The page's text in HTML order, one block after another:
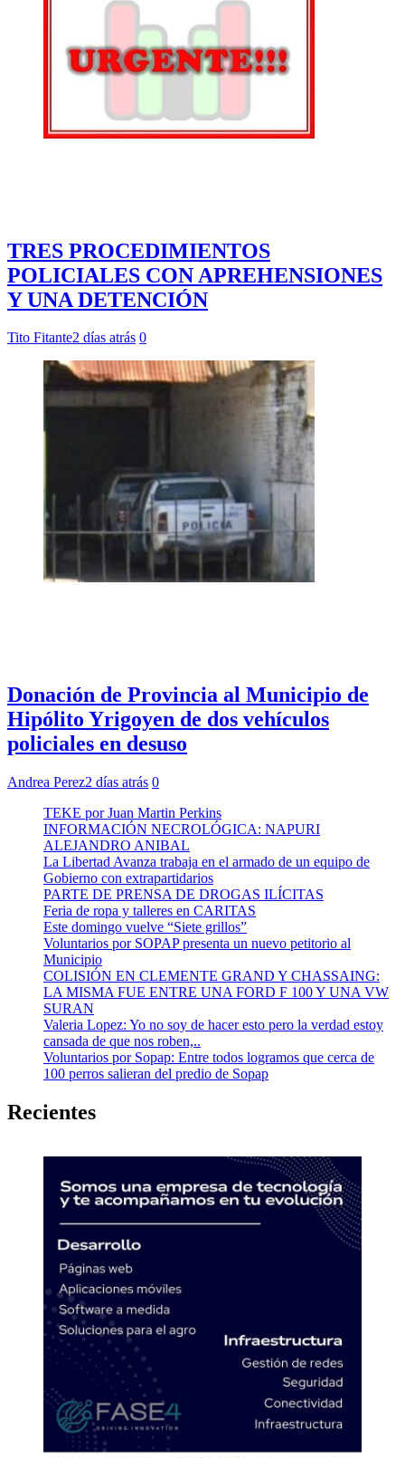
TRES PROCEDIMIENTOS
POLICIALES CON APREHENSIONES
Y UNA DETENCIÓN
Tito Fitante2 días atrás 0
Donación de Provincia al Municipio de
Hipólito Yrigoyen de dos vehículos
policiales en desuso
Andrea Perez2 días atrás 0
TEKE por Juan Martin Perkins
INFORMACIÓN NECROLÓGICA: NAPURI
ALEJANDRO ANIBAL
La Libertad Avanza trabaja en el armado de un equipo de
Gobierno con extrapartidarios
PARTE DE PRENSA DE DROGAS ILÍCITAS
Feria de ropa y talleres en CARITAS
Este domingo vuelve “Siete grillos”
Voluntarios por SOPAP presenta un nuevo petitorio al
Municipio
COLISIÓN EN CLEMENTE GRAND Y CHASSAING:
LA MISMA FUE ENTRE UNA FORD F 100 Y UNA VW
SURAN
Valeria Lopez: Yo no soy de hacer esto pero la verdad estoy
cansada de que nos roben,..
Voluntarios por Sopap: Entre todos logramos que cerca de
100 perros salieran del predio de Sopap
Recientes